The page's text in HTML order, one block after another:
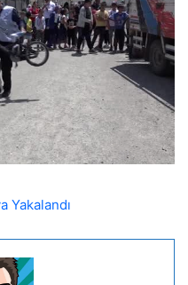
Yakalandı